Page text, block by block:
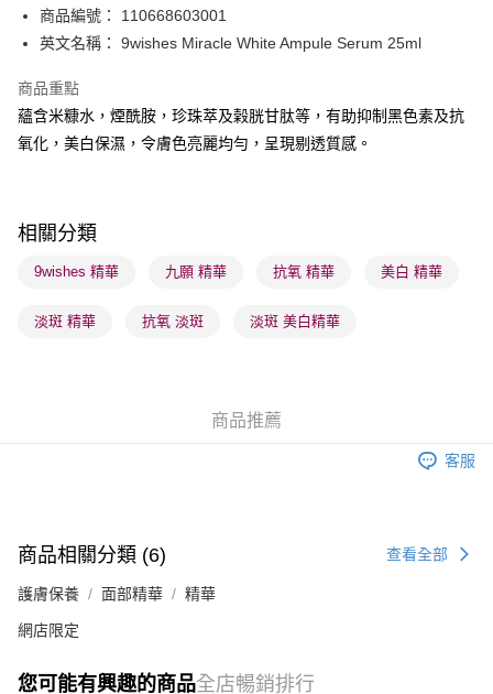
PayMe
WeChat Pay
BoC Pay
送貨方式
每筆HK$65.00，滿HK$300.00或以上免運費
確認發貨後1-3 工作天送達，訂單將隨機分配至SF順豐速運或京東
(香港門市) 只顯示可選門市。確認發貨後2-5個工作天到店，3天內
取。逾期會取消訂單，並不會安排重寄
商品編號： 110668603001
英文名稱： 9wishes Miracle White Ampule Serum 25ml
商品重點
蘊含米糠水，煙酰胺，珍珠萃及榖胱甘肽等，有助抑制黑色素及抗
氧化，美白保濕，令膚色亮麗均勻，呈現剔透質感。
相關分類
9wishes 精華 九願 精華 抗氧 精華 美白 精華
淡斑 精華 抗氧 淡斑 淡斑 美白精華
商品推薦
客服
商品相關分類 (6) 查看全部
護膚保養 面部精華 精華
網店限定
您可能有興趣的商品全店暢銷排行